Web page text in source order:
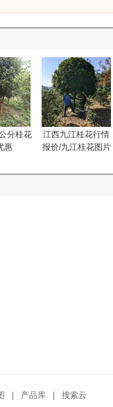
分桂花
惠
江西九江桂花行情
报价/九江桂花图片
产品库 搜索云